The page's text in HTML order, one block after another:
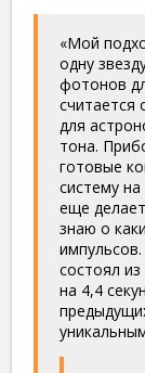
«Мой
одну
фотонов
считается
для
тона.
готовые
систему
еще
знаю о
состоял
на 4,4